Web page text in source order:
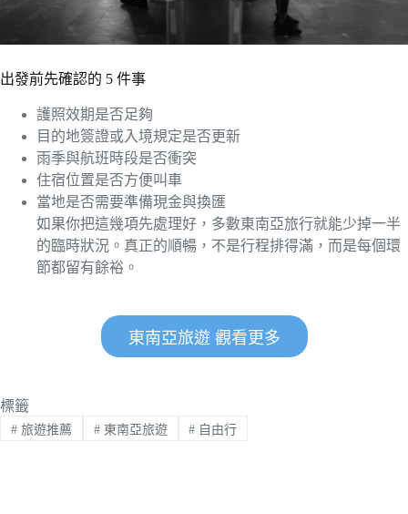
出發前先確認的 5 件事
護照效期是否足夠
目的地簽證或入境規定是否更新
雨季與航班時段是否衝突
住宿位置是否方便叫車
當地是否需要準備現金與換匯
如果你把這幾項先處理好，多數東南亞旅行就能少掉一半
的臨時狀況。真正的順暢，不是行程排得滿，而是每個環
節都留有餘裕。
東南亞旅遊 觀看更多
標籤
#旅遊推薦 #東南亞旅遊 # 自由行